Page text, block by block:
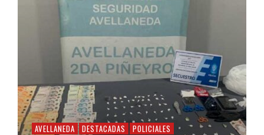
AVELLANEDA DESTACADAS POLICIALES